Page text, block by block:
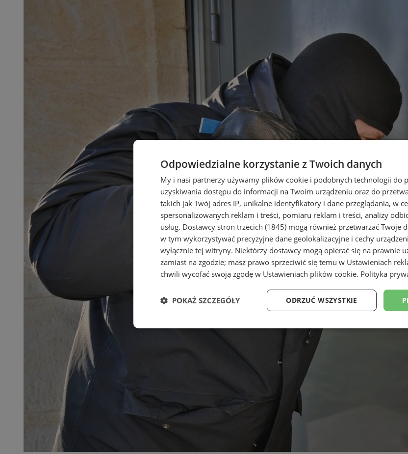
Odpowiedzialne korzystanie z Twoich danych
My i nasi partnerzy używamy plików cookie i podobnych technologii do
uzyskiwania dostępu do informacji na Twoim urządzeniu oraz do
takich jak Twój adres IP, unikalne identyfikatory i dane przeglądania, w
spersonalizowanych reklam i treści, pomiaru reklam i treści, analizy
usług. Dostawcy stron trzecich (1845) mogą również przetwarzać Twoje
w tym wykorzystywać precyzyjne dane geolokalizacyjne i cechy
wyłącznie tej witryny. Niektórzy dostawcy mogą opierać się na prawnie
zamiast na zgodzie; masz prawo sprzeciwić się temu w Ustawieniach
chwili wycofać swoją zgodę w Ustawieniach plików cookie. Polityka
ODRZUĆ WSZYSTKIE
POKAŻ SZCZEGÓŁY
Niezbędne Wydajność Targetowanie
Niezbędne Wydajność
Niezbędne pliki cookie umożliwiają korzystanie z podstawowych funkcji strony internetowej,
zarządzanie kontem. Bez niezbędnych plików cookie nie można prawidłowo korzystać ze strony
Provider